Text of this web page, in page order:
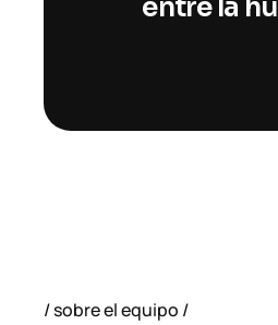
entre la
sobre el equipo